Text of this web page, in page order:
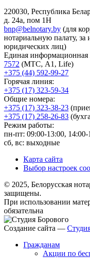
220030, Республика
д. 24а, пом 1Н
bnp@belnotary.by (для
нотариальную палату,
юридических лиц)
Единая информационная
7572 (МТС, A1, Life)
+375 (44) 592-99-27
Горячая линия:
+375 (17) 323-59-34
Общие номера:
+375 (17) 323-38-23
+375 (17) 258-26-83
Режим работы:
пн-пт: 09:00-13:00, 14:00-
сб, вс: выходные
Карта сайта
Выбор настроек
© 2025, Белорусская
защищены.
При использовании
обязательна
Создание сайта —
Гражданам
Акции по